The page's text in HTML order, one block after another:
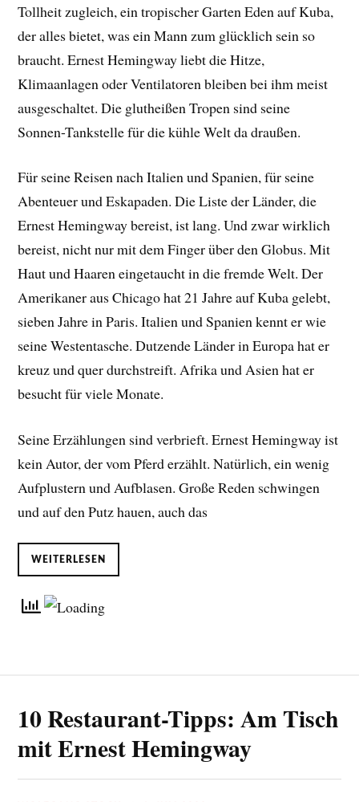
Tollheit zugleich, ein tropischer Garten Eden auf Kuba,
der alles bietet, was ein Mann zum glücklich sein so
braucht. Ernest Hemingway liebt die Hitze,
Klimaanlagen oder Ventilatoren bleiben bei ihm meist
ausgeschaltet. Die glutheißen Tropen sind seine
Sonnen-Tankstelle für die kühle Welt da draußen.
Für seine Reisen nach Italien und Spanien, für seine
Abenteuer und Eskapaden. Die Liste der Länder, die
Ernest Hemingway bereist, ist lang. Und zwar wirklich
bereist, nicht nur mit dem Finger über den Globus. Mit
Haut und Haaren eingetaucht in die fremde Welt. Der
Amerikaner aus Chicago hat 21 Jahre auf Kuba gelebt,
sieben Jahre in Paris. Italien und Spanien kennt er wie
seine Westentasche. Dutzende Länder in Europa hat er
kreuz und quer durchstreift. Afrika und Asien hat er
besucht für viele Monate.
Seine Erzählungen sind verbrieft. Ernest Hemingway ist
kein Autor, der vom Pferd erzählt. Natürlich, ein wenig
Aufplustern und Aufblasen. Große Reden schwingen
und auf den Putz hauen, auch das
WEITERLESEN
10 Restaurant-Tipps: Am Tisch
mit Ernest Hemingway